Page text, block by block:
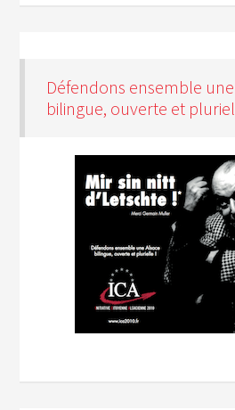
Défendons ensemble
bilingue, ouverte et